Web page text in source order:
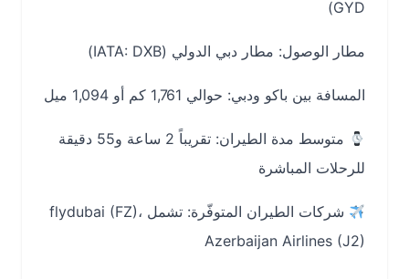
مطار الوصول: مطار دبي الدولي (IATA: DXB)
المسافة بين باكو ودبي: حوالي 1,761 كم أو 1,094 ميل
متوسط مدة الطيران: تقريباً 2 ساعة و55 دقيقة
للرحلات المباشرة
شركات الطيران المتوفّرة: تشمل flydubai (FZ)،
Azerbaijan Airlines (J2)